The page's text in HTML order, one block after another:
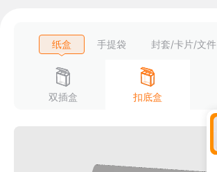
纸盒 手提袋 封套/卡片/文件
双插盒 扣底盒